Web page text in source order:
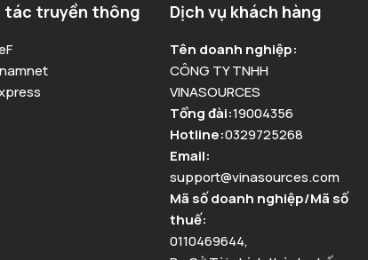
tác truyền thông Dịch vụ khách hàng
Tên doanh nghiệp:
CÔNG TY TNHH
VINASOURCES
Tổng đài:19004356
Hotline:0329725268
Email:
support@vinasources.com
Mã số doanh nghiệp/Mã số
thuế:
0110469644,